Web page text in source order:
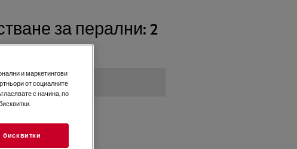
за перални: 2
и маркетингови
от социалните
с начина, по
бисквитки